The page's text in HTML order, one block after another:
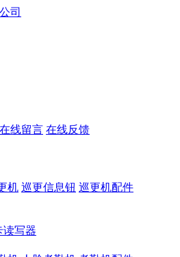
在线留言 在线反馈
机 巡更信息钮 巡更机配件
读写器